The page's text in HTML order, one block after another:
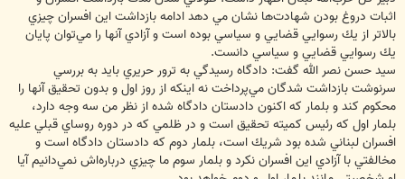
اثبات دروغ بودن شهادت‌ها نشان مي دهد ادامه بازداشت اين افسران چيزي
بالاتر از يك رسوايي قضايي و سياسي بوده است و آزادي آنها را مي‌توان پايان
يك رسوايي قضايي و سياسي دانست.
سيد حسن نصر الله گفت: دادگاه رسيدگي به ترور حريري بايد به بررسي
سرنوشت بازداشت شدگان مي‌پرداخت نه اينكه از روز اول و بدون تحقيق آنها را
محكوم كند و بلمار كه اكنون دادستان دادگاه شده از نظر من سه وجه دارد،
بلمار اول كه رئيس كميته تحقيق است و در ظلمي كه در دوره روساي قبلي عليه
افسران لبناني شده بود شريك است، بلمار دوم كه دادستان دادگاه است و
مخالفتي با آزادي اين افسران نكرد و بلمار سوم ما چيزي درباره‌اش نمي‌دانيم آيا